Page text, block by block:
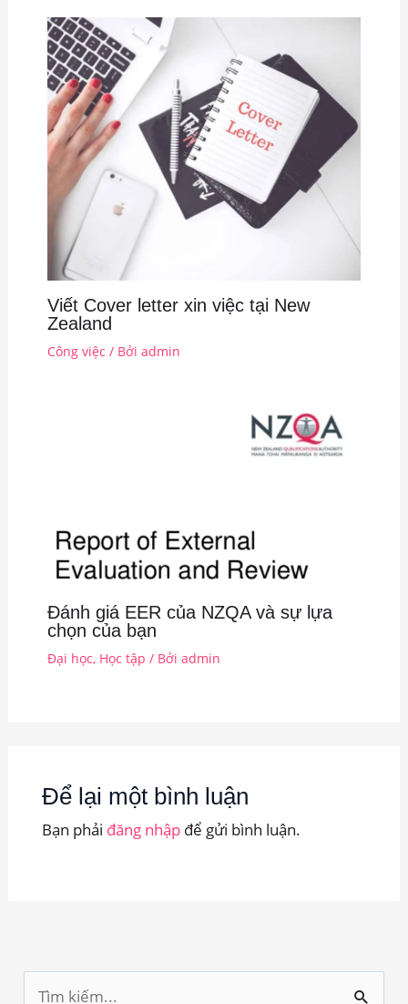
Viết Cover letter xin việc tại New
Zealand
Công việc / Bởi admin
Đánh giá EER của NZQA và sự lựa
chọn của bạn
Đại học, Học tập / Bởi admin
Để lại một bình luận
Bạn phải đăng nhậpđể gửi bình luận.